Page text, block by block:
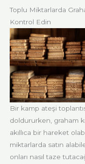
Toplu Miktarlarda
Kontrol Edin
Bir kamp ateşi
doldururken, graham
akıllıca bir hareket
miktarlarda satın
onları nasıl taze